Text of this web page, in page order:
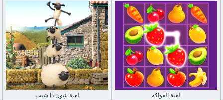
لعبة شون ذا شيب لعبة الفواكه